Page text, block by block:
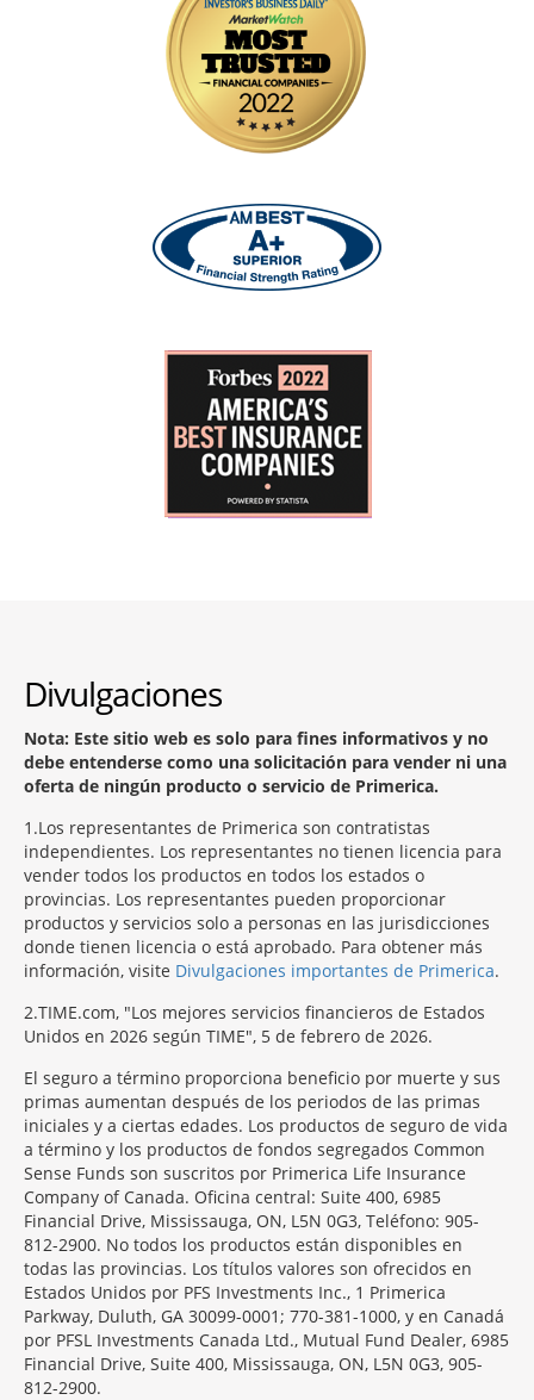
Divulgaciones
Nota: Este sitio web es solo para fines informativos y no
debe entenderse como una solicitación para vender ni una
oferta de ningún producto o servicio de Primerica.
1 Los representantes de Primerica son contratistas
independientes. Los representantes no tienen licencia para
vender todos los productos en todos los estados o
provincias. Los representantes pueden proporcionar
productos y servicios solo a personas en las jurisdicciones
donde tienen licencia o está aprobado. Para obtener más
información, visite Divulgaciones importantes de Primerica.
2 TIME.com, "Los mejores servicios financieros de Estados
Unidos en 2026 según TIME", 5 de febrero de 2026.
El seguro a término proporciona beneficio por muerte y sus
primas aumentan después de los periodos de las primas
iniciales y a ciertas edades. Los productos de seguro de vida
a término y los productos de fondos segregados Common
Sense Funds son suscritos por Primerica Life Insurance
Company of Canada. Oficina central: Suite 400, 6985
Financial Drive, Mississauga, ON, L5N 0G3, Teléfono: 905-
812-2900. No todos los productos están disponibles en
todas las provincias. Los títulos valores son ofrecidos en
Estados Unidos por PFS Investments Inc., 1 Primerica
Parkway, Duluth, GA 30099-0001; 770-381-1000, y en Canadá
por PFSL Investments Canada Ltd., Mutual Fund Dealer, 6985
Financial Drive, Suite 400, Mississauga, ON, L5N 0G3, 905-
812-2900.